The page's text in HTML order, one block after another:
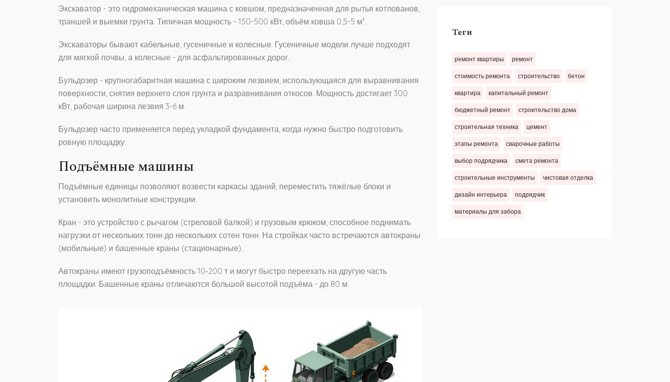
Экскаватор - это гидромеханическая машина с ковшом, предназначенная для рытья котлованов,
траншей и выемки грунта. Типичная мощность - 150-500 кВт, объём ковша 0,5-5 м³.
Экскаваторы бывают кабельные, гусеничные и колесные. Гусеничные модели лучше подходят
для мягкой почвы, а колесные - для асфальтированных дорог.
Бульдозер - крупногабаритная машина с широким лезвием, использующаяся для выравнивания
поверхности, снятия верхнего слоя грунта и разравнивания откосов. Мощность достигает 300
кВт, рабочая ширина лезвия 3-6 м.
Бульдозер часто применяется перед укладкой фундамента, когда нужно быстро подготовить
ровную площадку.
Подъёмные машины
Подъёмные единицы позволяют возвести каркасы зданий, переместить тяжёлые блоки и
установить монолитные конструкции.
Кран - это устройство с рычагом (стреловой балкой) и грузовым крюком, способное поднимать
нагрузки от нескольких тонн до нескольких сотен тонн. На стройках часто встречаются автокраны
(мобильные) и башенные краны (стационарные).
Автокраны имеют грузоподъёмность 10‑200 т и могут быстро переехать на другую часть
площадки. Башенные краны отличаются большой высотой подъёма - до 80 м.
Теги
ремонт квартиры ремонт
стоимость ремонта строительство бетон
квартира капитальный ремонт
бюджетный ремонт строительство дома
строительная техника цемент
этапы ремонта сварочные работы
выбор подрядчика смета ремонта
строительные инструменты чистовая отделка
дизайн интерьера подрядчик
материалы для забора